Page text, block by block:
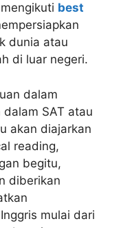
best
dunia atau
di luar negeri.
dalam
SAT atau
akan diajarkan
reading,
begitu,
diberikan
mulai dari